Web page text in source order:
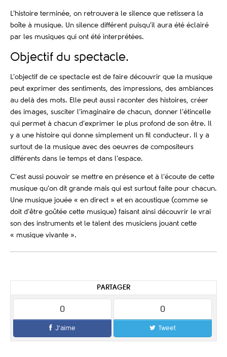
L’histoire terminée, on retrouvera le silence que retissera la
boîte à musique. Un silence différent puisqu’il aura été éclairé
par les musiques qui ont été interprétées.
Objectif du spectacle.
L’objectif de ce spectacle est de faire découvrir que la musique
peut exprimer des sentiments, des impressions, des ambiances
au delà des mots. Elle peut aussi raconter des histoires, créer
des images, susciter l’imaginaire de chacun, donner l’étincelle
qui permet à chacun d’exprimer le plus profond de son être. Il
y a une histoire qui donne simplement un fil conducteur. Il y a
surtout de la musique avec des oeuvres de compositeurs
différents dans le temps et dans l’espace.
C’est aussi pouvoir se mettre en présence et à l’écoute de cette
musique qu’on dit grande mais qui est surtout faite pour chacun.
Une musique jouée « en direct » et en acoustique (comme se
doit d’être goûtée cette musique) faisant ainsi découvrir le vrai
son des instruments et le talent des musiciens jouant cette
« musique vivante ».
PARTAGER
0
J'aime
0
Tweet